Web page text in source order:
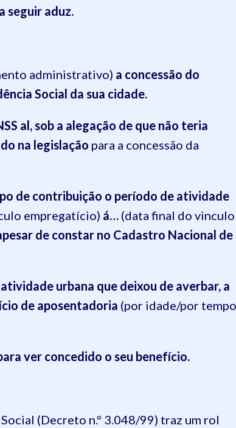
seguir aduz.
administrativo) a concessão do
Social da sua cidade.
al, sob a alegação de que não teria
na legislação para a concessão da
de contribuição o período de atividade
empregatício) á… (data final do vinculo
de constar no Cadastro Nacional de
urbana que deixou de averbar, a
de aposentadoria (por idade/por tempo
ver concedido o seu benefício.
(Decreto n.º 3.048/99) traz um rol